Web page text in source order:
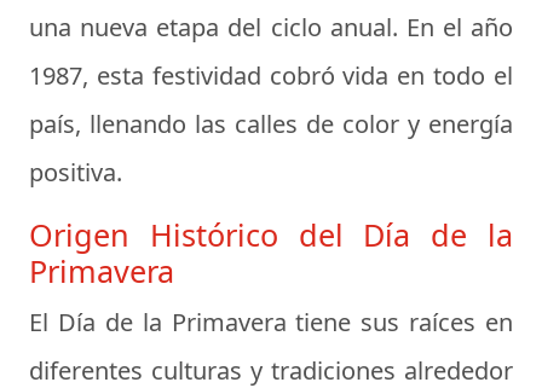
una nueva etapa del ciclo anual. En el año
1987, esta festividad cobró vida en todo el
país, llenando las calles de color y energía
positiva.
Origen Histórico del Día de la
Primavera
El Día de la Primavera tiene sus raíces en
diferentes culturas y tradiciones alrededor